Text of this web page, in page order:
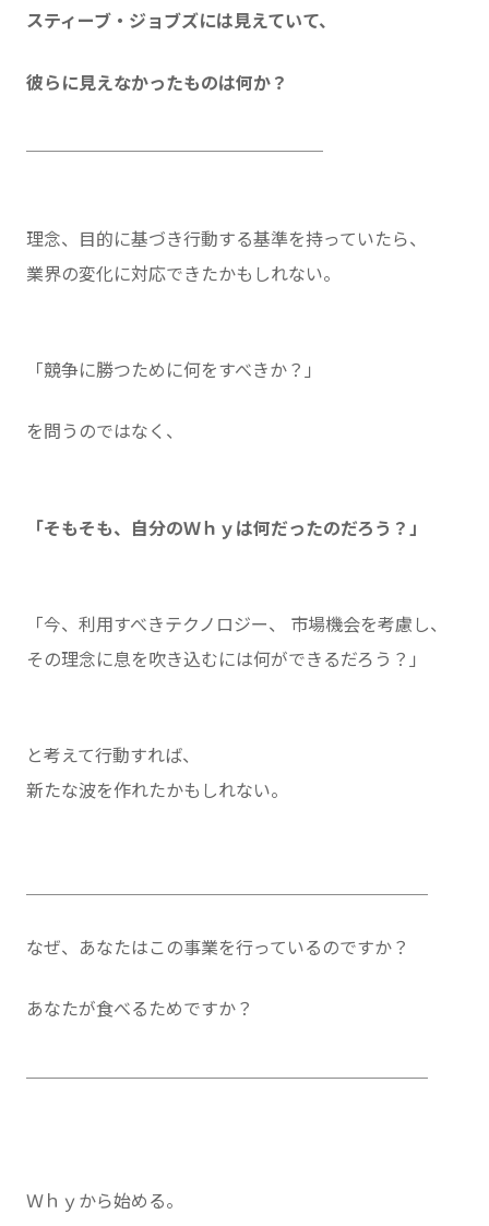
スティーブ・ジョブズには見えていて、
彼らに見えなかったものは何か？
理念、目的に基づき行動する基準を持っていたら、
業界の変化に対応できたかもしれない。
「競争に勝つために何をすべきか？」
を問うのではなく、
「そもそも、自分のＷｈｙは何だったのだろう？」
「今、利用すべきテクノロジー、 市場機会を考慮し、
その理念に息を吹き込むには何ができるだろう？」
と考えて行動すれば、
新たな波を作れたかもしれない。
なぜ、あなたはこの事業を行っているのですか？
あなたが食べるためですか？
Ｗｈｙから始める。